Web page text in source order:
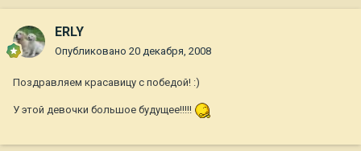
ERLY
Опубликовано 20 декабря, 2008
Поздравляем красавицу с победой! :)
У этой девочки большое будущее!!!!!